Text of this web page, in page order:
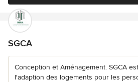
SGCA
Conception et Aménagement. SGCA
l'adaption des logements pour les